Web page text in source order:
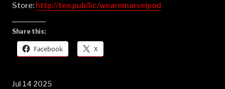
Store: ⁠⁠⁠⁠⁠⁠⁠⁠⁠⁠⁠⁠⁠⁠⁠⁠⁠⁠⁠⁠⁠⁠⁠⁠⁠⁠⁠⁠⁠⁠⁠⁠⁠⁠⁠⁠⁠⁠⁠⁠⁠⁠⁠⁠⁠⁠⁠⁠⁠⁠http://tee.pub/lic/wearemarvelpod⁠
Share this:
Facebook X
Jul 14 2025